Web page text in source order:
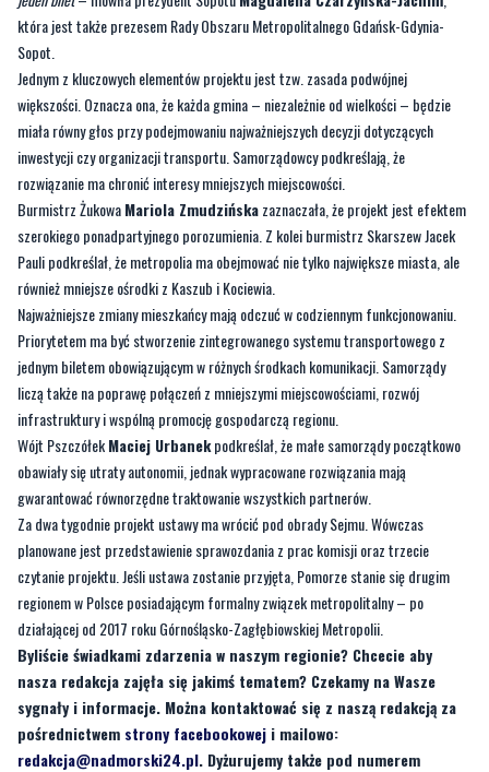
która jest także prezesem Rady Obszaru Metropolitalnego Gdańsk-Gdynia-
Sopot.
Jednym z kluczowych elementów projektu jest tzw. zasada podwójnej
większości. Oznacza ona, że każda gmina – niezależnie od wielkości – będzie
miała równy głos przy podejmowaniu najważniejszych decyzji dotyczących
inwestycji czy organizacji transportu. Samorządowcy podkreślają, że
rozwiązanie ma chronić interesy mniejszych miejscowości.
Burmistrz ŻukowaMariola Zmudzińskazaznaczała, że projekt jest efektem
szerokiego ponadpartyjnego porozumienia. Z kolei burmistrz Skarszew Jacek
Pauli podkreślał, że metropolia ma obejmować nie tylko największe miasta, ale
również mniejsze ośrodki z Kaszub i Kociewia.
Najważniejsze zmiany mieszkańcy mają odczuć w codziennym funkcjonowaniu.
Priorytetem ma być stworzenie zintegrowanego systemu transportowego z
jednym biletem obowiązującym w różnych środkach komunikacji. Samorządy
liczą także na poprawę połączeń z mniejszymi miejscowościami, rozwój
infrastruktury i wspólną promocję gospodarczą regionu.
Wójt PszczółekMaciej Urbanekpodkreślał, że małe samorządy początkowo
obawiały się utraty autonomii, jednak wypracowane rozwiązania mają
gwarantować równorzędne traktowanie wszystkich partnerów.
Za dwa tygodnie projekt ustawy ma wrócić pod obrady Sejmu. Wówczas
planowane jest przedstawienie sprawozdania z prac komisji oraz trzecie
czytanie projektu. Jeśli ustawa zostanie przyjęta, Pomorze stanie się drugim
regionem w Polsce posiadającym formalny związek metropolitalny – po
działającej od 2017 roku Górnośląsko-Zagłębiowskiej Metropolii.
Byliście świadkami zdarzenia w naszym regionie? Chcecie aby
nasza redakcja zajęła się jakimś tematem? Czekamy na Wasze
sygnały i informacje. Można kontaktować się z naszą redakcją za
pośrednictwem strony facebookowej i mailowo:
redakcja@nadmorski24.pl. Dyżurujemy także pod numerem